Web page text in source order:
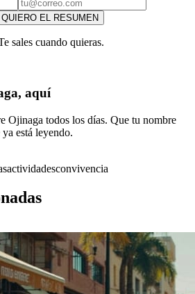
QUIERO EL RESUMEN
sales cuando quieras.
aquí
Ojinaga todos los días. Que tu nombre
está leyendo.
actividadesconvivencia